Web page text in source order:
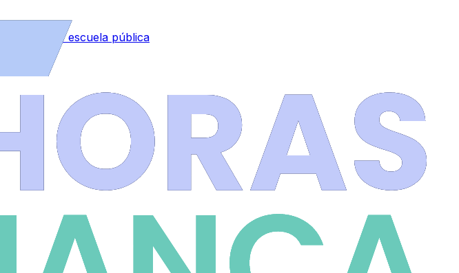
de escuela pública